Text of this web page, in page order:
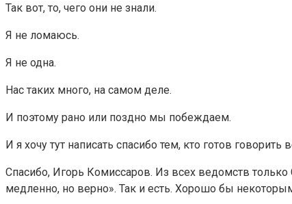
Так вот, то, чего они не знали.
Я не ломаюсь.
Я не одна.
Нас таких много, на самом деле.
И поэтому рано или поздно мы побеждаем.
И я хочу тут написать спасибо тем, кто готов
Спасибо, Игорь Комиссаров. Из всех ведомств
медленно, но верно». Так и есть. Хорошо бы